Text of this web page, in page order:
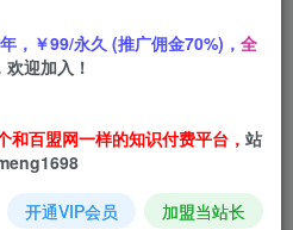
亲授，聚焦卡通类知识科普
，￥99/永久 (推广佣金70%)， 全
迎加入！
和百盟网一样的知识付费平台， 站
开通VIP会员 加盟当站长